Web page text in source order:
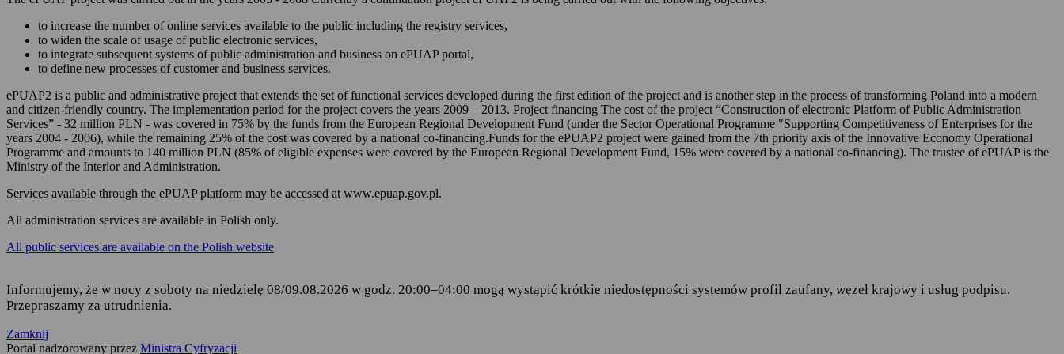
zarządzania Twoim kontem na ePUAP-ie,
korzystania z usług online udostępnionych na ePUAP-ie i w serwisie mObywatel.gov.pl,
składania podań i wniosków za pomocą formularzy elektronicznych udostępnionych na ePUAP-ie,
odbierania korespondencji doręczanej przez podmioty publiczne.
Podstawę przetwarzania danych stanowią:
Rozporządzenie Parlamentu Europejskiego i Rady (UE) 2016/679 z dnia 27 kwietnia 2016 r. w sprawie ochrony osób
fizycznych w związku z przetwarzaniem danych osobowych i w sprawie swobodnego przepływu takich danych oraz
Ustawa z dnia 17 lutego 2005 r. o informatyzacji działalności podmiotów realizujących zadania publiczne
ust. 1 i 2,
Rozporządzenie Ministra Cyfryzacji z dnia 5 października 2016 r. w sprawie zakresu i warunków korzystania z
elektronicznej platformy usług administracji publicznej.
Odbiorcą Twoich danych jest Centralny Ośrodek Informatyki, który w imieniu ministra właściwego do spraw informatyzacji
to increase the number of online services available to the public including the registry services,
to widen the scale of usage of public electronic services,
to integrate subsequent systems of public administration and business on ePUAP portal,
to define new processes of customer and business services.
ePUAP2 is a public and administrative project that extends the set of functional services developed during the first edition of the project and is another step in the process of transforming Poland into a modern
and citizen-friendly country. The implementation period for the project covers the years 2009 – 2013. Project financing The cost of the project “Construction of electronic Platform of Public Administration
Services” - 32 million PLN - was covered in 75% by the funds from the European Regional Development Fund (under the Sector Operational Programme "Supporting Competitiveness of Enterprises for the
years 2004 - 2006), while the remaining 25% of the cost was covered by a national co-financing.Funds for the ePUAP2 project were gained from the 7th priority axis of the Innovative Economy Operational
Programme and amounts to 140 million PLN (85% of eligible expenses were covered by the European Regional Development Fund, 15% were covered by a national co-financing). The trustee of ePUAP is the
Ministry of the Interior and Administration.
Services available through the ePUAP platform may be accessed at www.epuap.gov.pl.
All administration services are available in Polish only.
All public services are available on the Polish website
Informujemy, że w nocy z soboty na niedzielę 08/09.08.2026 w godz. 20:00–04:00 mogą wystąpić krótkie niedostępności systemów profil zaufany, węzeł krajowy i usług podpisu.
Przepraszamy za utrudnienia.
Zamknij
Portal nadzorowany przez Ministra Cyfryzacji